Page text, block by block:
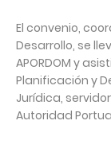
El convenio,
Desarrollo, se
APORDOM y
Planificación y
Jurídica,
Autoridad